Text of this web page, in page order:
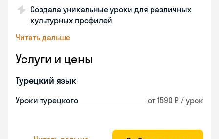
Создала уникальные уроки для различных
культурных профилей
Читать дальше
Услуги и цены
Турецкий язык
Уроки турецкого от 1590 ₽ / урок